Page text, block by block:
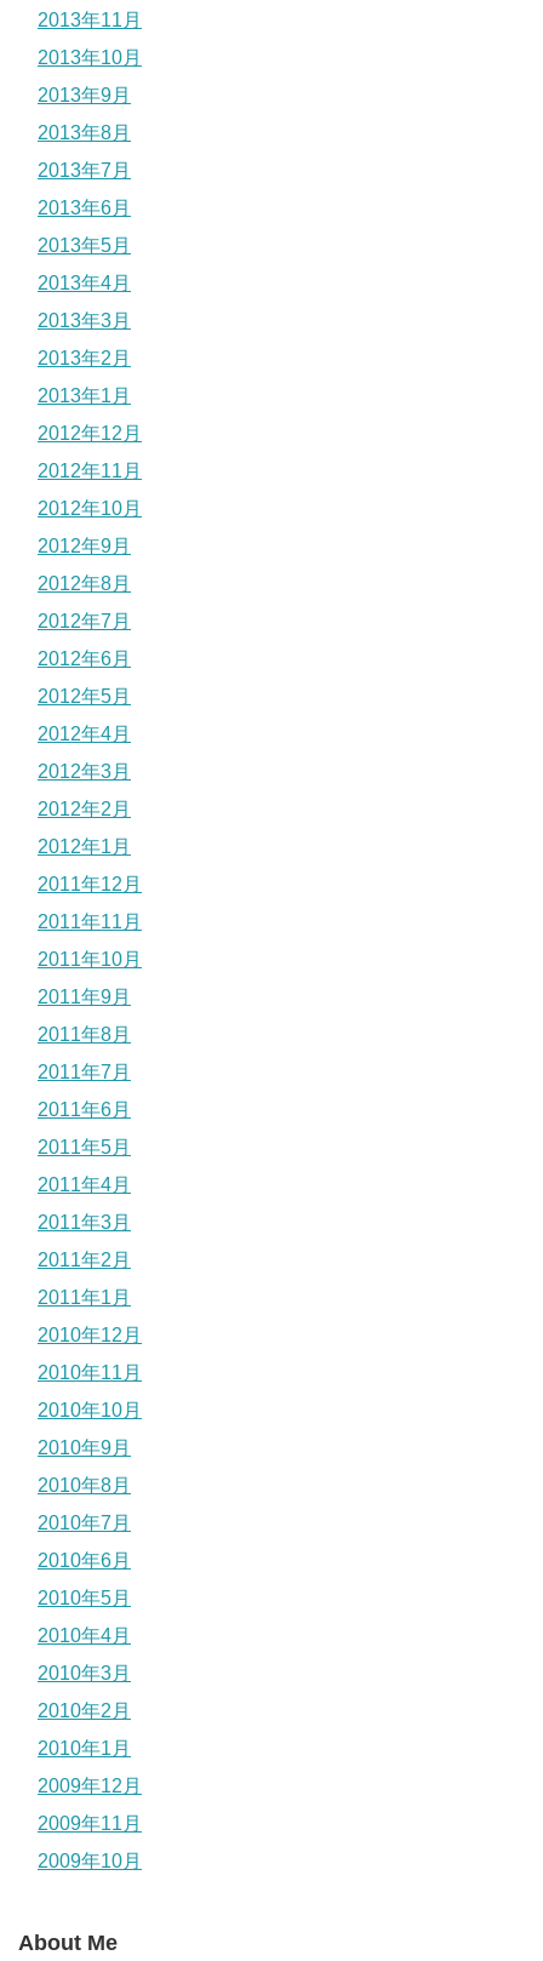
2013年11月
2013年10月
2013年9月
2013年8月
2013年7月
2013年6月
2013年5月
2013年4月
2013年3月
2013年2月
2013年1月
2012年12月
2012年11月
2012年10月
2012年9月
2012年8月
2012年7月
2012年6月
2012年5月
2012年4月
2012年3月
2012年2月
2012年1月
2011年12月
2011年11月
2011年10月
2011年9月
2011年8月
2011年7月
2011年6月
2011年5月
2011年4月
2011年3月
2011年2月
2011年1月
2010年12月
2010年11月
2010年10月
2010年9月
2010年8月
2010年7月
2010年6月
2010年5月
2010年4月
2010年3月
2010年2月
2010年1月
2009年12月
2009年11月
2009年10月
About Me